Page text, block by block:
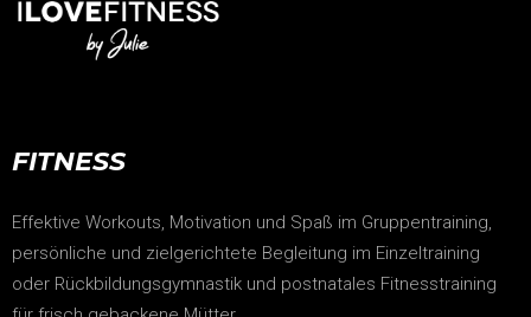
FITNESS
Effektive Workouts, Motivation und Spaß im Gruppentraining,
persönliche und zielgerichtete Begleitung im Einzeltraining
oder Rückbildungsgymnastik und postnatales Fitnesstraining